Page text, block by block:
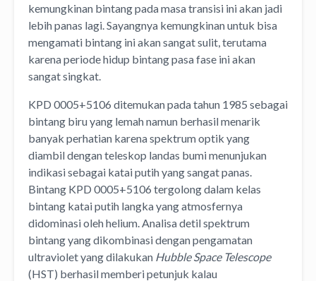
kemungkinan bintang pada masa transisi ini akan jadi
lebih panas lagi. Sayangnya kemungkinan untuk bisa
mengamati bintang ini akan sangat sulit, terutama
karena periode hidup bintang pasa fase ini akan
sangat singkat.
KPD 0005+5106 ditemukan pada tahun 1985 sebagai
bintang biru yang lemah namun berhasil menarik
banyak perhatian karena spektrum optik yang
diambil dengan teleskop landas bumi menunjukan
indikasi sebagai katai putih yang sangat panas.
Bintang KPD 0005+5106 tergolong dalam kelas
bintang katai putih langka yang atmosfernya
didominasi oleh helium. Analisa detil spektrum
bintang yang dikombinasi dengan pengamatan
ultraviolet yang dilakukan Hubble Space Telescope
(HST) berhasil memberi petunjuk kalau